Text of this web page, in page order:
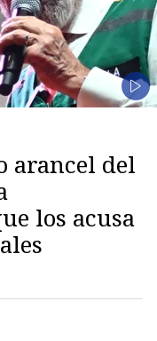
arancel del
los acusa